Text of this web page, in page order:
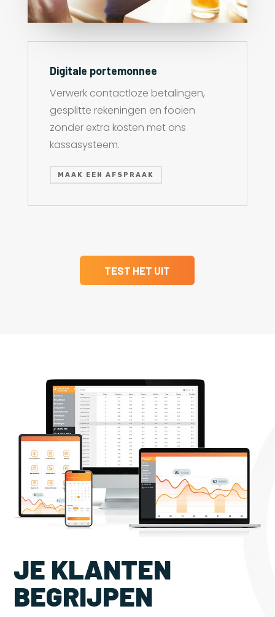
Digitale portemonnee
Verwerk contactloze betalingen,
gesplitte rekeningen en fooien
zonder extra kosten met ons
kassasysteem.
MAAK EEN AFSPRAAK
TEST HET UIT
JE KLANTEN
BEGRIJPEN